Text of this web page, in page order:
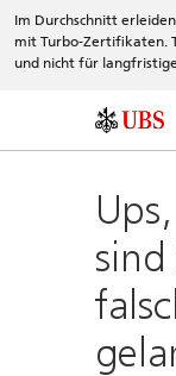
Im Durchschnitt
mit Turbo-Zertifikaten.
und nicht für
sind